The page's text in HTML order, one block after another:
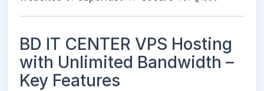
BD IT CENTER VPS Hosting
with Unlimited Bandwidth –
Key Features